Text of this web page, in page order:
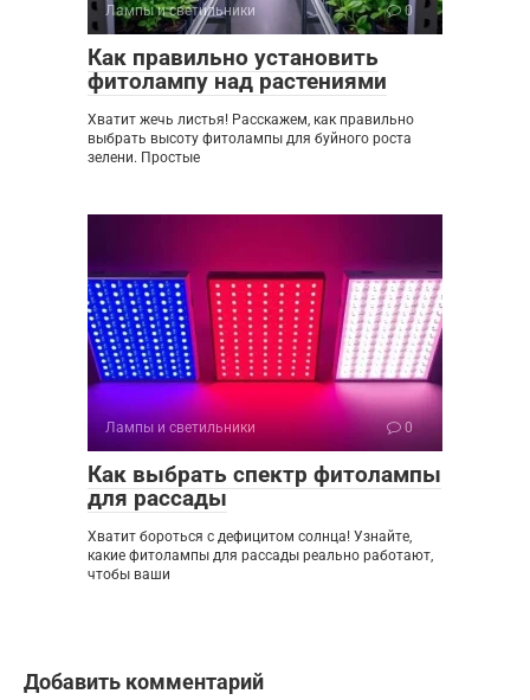
Лампы и светильники 0
Как правильно установить
фитолампу над растениями
Хватит жечь листья! Расскажем, как правильно
выбрать высоту фитолампы для буйного роста
зелени. Простые
Лампы и светильники 0
Как выбрать спектр фитолампы
для рассады
Хватит бороться с дефицитом солнца! Узнайте,
какие фитолампы для рассады реально работают,
чтобы ваши
Добавить комментарий